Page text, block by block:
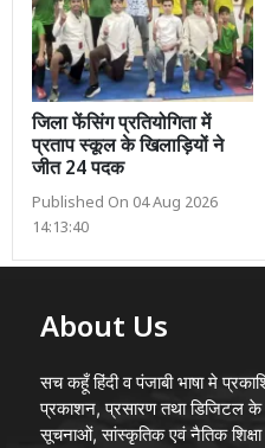
जिला फेंसिंग प्रतियोगिता में
प्रताप स्कूल के खिलाड़ियों ने
जीत 24 पदक
Published On 04 Aug 2026
14:13:40
About Us
सच कहूँ हिंदी व पंजाबी भाषा मे
प्रकाशन, प्रसारण तथा डिजिटल के
सूचनाओं, सांस्कृतिक एवं नैतिक